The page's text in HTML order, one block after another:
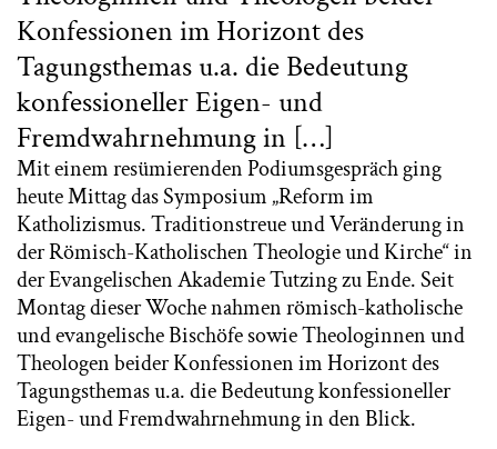
Konfessionen im Horizont des
Tagungsthemas u.a. die Bedeutung
konfessioneller Eigen- und
Fremdwahrnehmung in […]
Mit einem resümierenden Podiumsgespräch ging
heute Mittag das Symposium „Reform im
Katholizismus. Traditionstreue und Veränderung in
der Römisch-Katholischen Theologie und Kirche“ in
der Evangelischen Akademie Tutzing zu Ende. Seit
Montag dieser Woche nahmen römisch-katholische
und evangelische Bischöfe sowie Theologinnen und
Theologen beider Konfessionen im Horizont des
Tagungsthemas u.a. die Bedeutung konfessioneller
Eigen- und Fremdwahrnehmung in den Blick.